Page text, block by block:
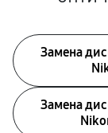
Замена
Замена